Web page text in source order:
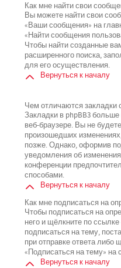
Как мне найти свои
Вы можете найти свои
«Ваши сообщения» на
«Найти сообщения
Чтобы найти созданные
расширенного поиска,
для его осуществления.
Вернуться к началу
Чем отличаются закладки
Закладки в phpBB3
веб-браузере. Вы не
произошедших
позже. Однако, оформив
уведомления об
конференции
способами.
Вернуться к началу
Как мне подписаться на
Чтобы подписаться на
него и щёлкните по
подписаться на тему,
при отправке ответа либо
«Подписаться на тему» на
Вернуться к началу